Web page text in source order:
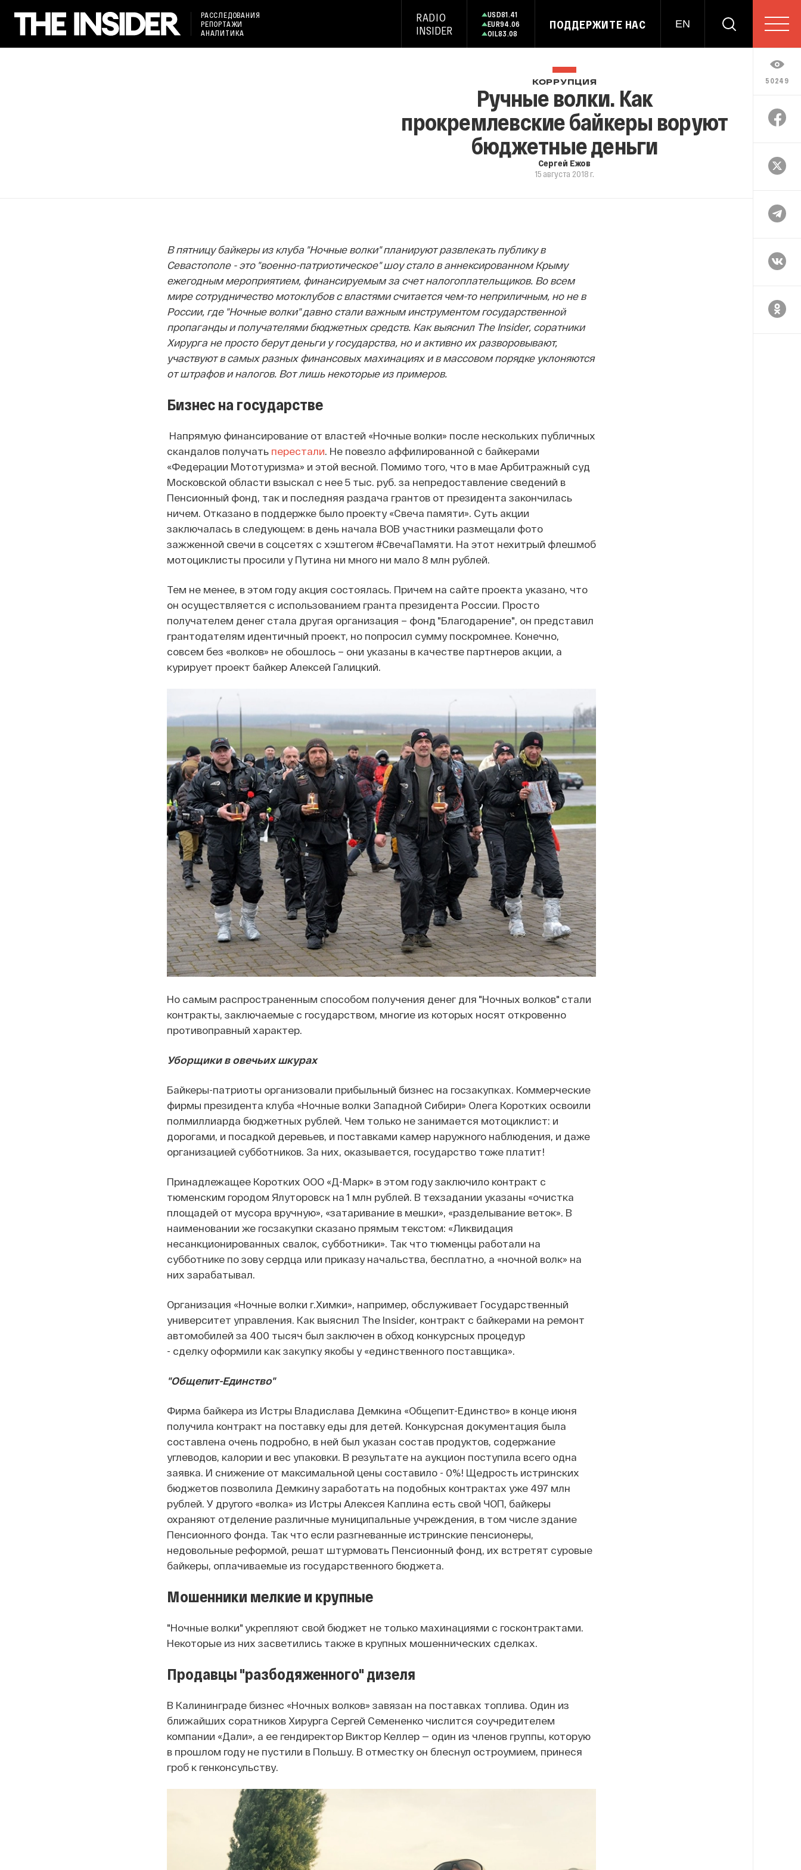
РАССЛЕДОВАНИЯ
РЕПОРТАЖИ
АНАЛИТИКА
RADIO
INSIDER
USD81.41
EUR94.06
OIL83.08
ПОДДЕРЖИТЕ НАС EN
50249
КОРРУПЦИЯ
Ручные волки. Как
прокремлевские байкеры воруют
бюджетные деньги
Сергей Ежов
15 августа 2018 г.
В пятницу байкеры из клуба "Ночные волки" планируют развлекать публику в
Севастополе - это "военно-патриотическое" шоу стало в аннексированном Крыму
ежегодным мероприятием, финансируемым за счет налогоплательщиков. Во всем
мире сотрудничество мотоклубов с властями считается чем-то неприличным, но не в
России, где "Ночные волки" давно стали важным инструментом государственной
пропаганды и получателями бюджетных средств. Как выяснил The Insider, соратники
Хирурга не просто берут деньги у государства, но и активно их разворовывают,
участвуют в самых разных финансовых махинациях и в массовом порядке уклоняются
от штрафов и налогов. Вот лишь некоторые из примеров.
Бизнес на государстве
Напрямую финансирование от властей «Ночные волки» после нескольких публичных
скандалов получать перестали. Не повезло аффилированной с байкерами
«Федерации Мототуризма» и этой весной. Помимо того, что в мае Арбитражный суд
Московской области взыскал с нее 5 тыс. руб. за непредоставление сведений в
Пенсионный фонд, так и последняя раздача грантов от президента закончилась
ничем. Отказано в поддержке было проекту «Свеча памяти». Суть акции
заключалась в следующем: в день начала ВОВ участники размещали фото
зажженной свечи в соцсетях с хэштегом #СвечаПамяти. На этот нехитрый флешмоб
мотоциклисты просили у Путина ни много ни мало 8 млн рублей.
Тем не менее, в этом году акция состоялась. Причем на сайте проекта указано, что
он осуществляется с использованием гранта президента России. Просто
получателем денег стала другая организация – фонд "Благодарение", он представил
грантодателям идентичный проект, но попросил сумму поскромнее. Конечно,
совсем без «волков» не обошлось – они указаны в качестве партнеров акции, а
курирует проект байкер Алексей Галицкий.
Но самым распространенным способом получения денег для "Ночных волков" стали
контракты, заключаемые с государством, многие из которых носят откровенно
противоправный характер.
Уборщики в овечьих шкурах
Байкеры-патриоты организовали прибыльный бизнес на госзакупках. Коммерческие
фирмы президента клуба «Ночные волки Западной Сибири» Олега Коротких освоили
полмиллиарда бюджетных рублей. Чем только не занимается мотоциклист: и
дорогами, и посадкой деревьев, и поставками камер наружного наблюдения, и даже
организацией субботников. За них, оказывается, государство тоже платит!
Принадлежащее Коротких ООО «Д-Марк» в этом году заключило контракт с
тюменским городом Ялуторовск на 1 млн рублей. В техзадании указаны «очистка
площадей от мусора вручную», «затаривание в мешки», «разделывание веток». В
наименовании же госзакупки сказано прямым текстом: «Ликвидация
несанкционированных свалок, субботники». Так что тюменцы работали на
субботнике по зову сердца или приказу начальства, бесплатно, а «ночной волк» на
них зарабатывал.
Организация «Ночные волки г.Химки», например, обслуживает Государственный
университет управления. Как выяснил The Insider, контракт с байкерами на ремонт
автомобилей за 400 тысяч был заключен в обход конкурсных процедур
- сделку оформили как закупку якобы у «единственного поставщика».
"Общепит-Единство"
Фирма байкера из Истры Владислава Демкина «Общепит-Единство» в конце июня
получила контракт на поставку еды для детей. Конкурсная документация была
составлена очень подробно, в ней был указан состав продуктов, содержание
углеводов, калории и вес упаковки. В результате на аукцион поступила всего одна
заявка. И снижение от максимальной цены составило - 0%! Щедрость истринских
бюджетов позволила Демкину заработать на подобных контрактах уже 497 млн
рублей. У другого «волка» из Истры Алексея Каплина есть свой ЧОП, байкеры
охраняют отделение различные муниципальные учреждения, в том числе здание
Пенсионного фонда. Так что если разгневанные истринские пенсионеры,
недовольные реформой, решат штурмовать Пенсионный фонд, их встретят суровые
байкеры, оплачиваемые из государственного бюджета.
Мошенники мелкие и крупные
"Ночные волки" укрепляют свой бюджет не только махинациями с госконтрактами.
Некоторые из них засветились также в крупных мошеннических сделках.
Продавцы "разбодяженного" дизеля
В Калининграде бизнес «Ночных волков» завязан на поставках топлива. Один из
ближайших соратников Хирурга Сергей Семененко числится соучредителем
компании «Дали», а ее гендиректор Виктор Келлер — один из членов группы, которую
в прошлом году не пустили в Польшу. В отместку он блеснул остроумием, принеся
гроб к генконсульству.